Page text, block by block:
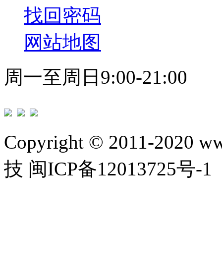
找回密码
网站地图
周一至周日9:00-21:00
Copyright © 2011-2020
技 闽ICP备12013725号-1